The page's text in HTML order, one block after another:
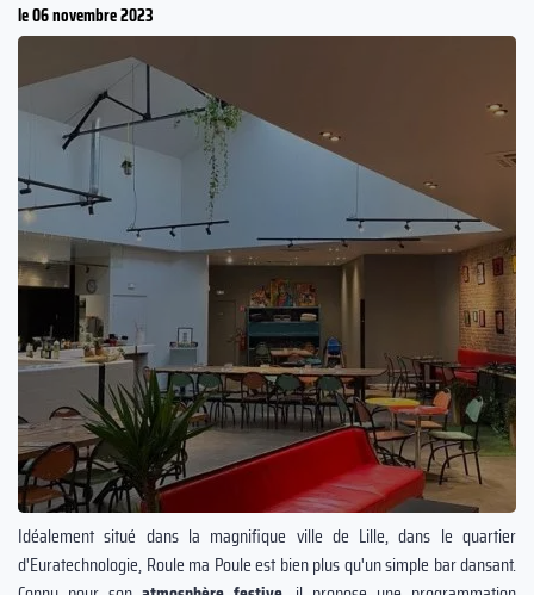
le 06 novembre 2023
Idéalement situé dans la magnifique ville de Lille, dans le quartier
d'Euratechnologie, Roule ma Poule est bien plus qu'un simple bar dansant.